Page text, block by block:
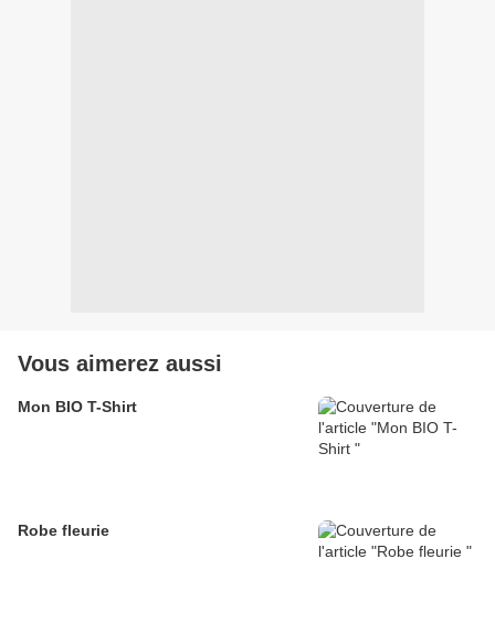
Vous aimerez aussi
Mon BIO T-Shirt
Robe fleurie